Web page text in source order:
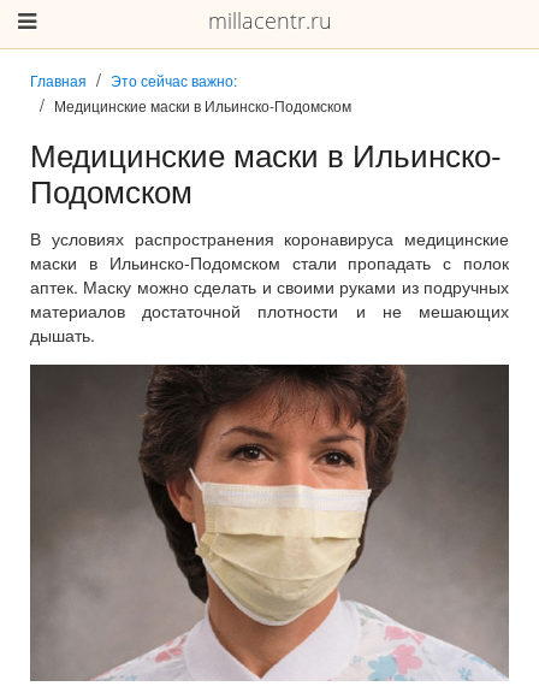
millacentr.ru
Главная
Это сейчас важно:
Медицинские маски в Ильинско-Подомском
Медицинские маски в Ильинско-
Подомском
В условиях распространения коронавируса медицинские
маски в Ильинско-Подомском стали пропадать с полок
аптек. Маску можно сделать и своими руками из подручных
материалов достаточной плотности и не мешающих
дышать.